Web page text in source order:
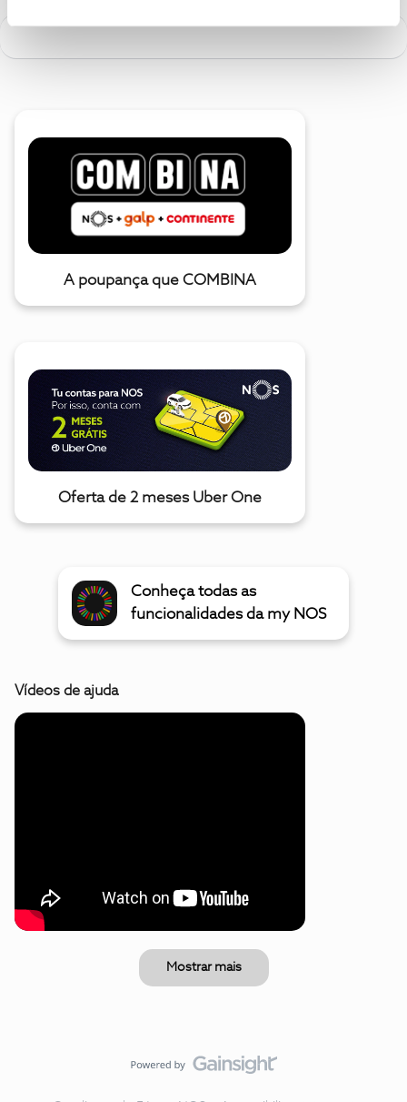
A poupança que COMBINA
Oferta de 2 meses Uber One
Conheça todas as
funcionalidades da my NOS
Vídeos de ajuda
Mostrar mais